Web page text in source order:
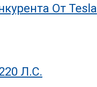
От Tesla
Л.с.